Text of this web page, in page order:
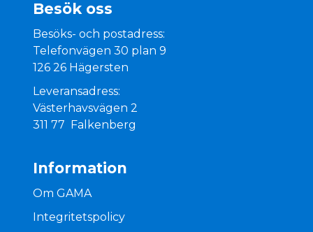
Besök oss
Besöks- och postadress:
Telefonvägen 30 plan 9
126 26 Hägersten
Leveransadress:
Västerhavsvägen 2
311 77 Falkenberg
Information
Om GAMA
Integritetspolicy